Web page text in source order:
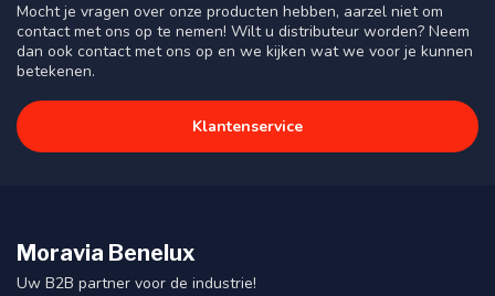
Mocht je vragen over onze producten hebben, aarzel niet om
contact met ons op te nemen! Wilt u distributeur worden? Neem
dan ook contact met ons op en we kijken wat we voor je kunnen
betekenen.
Klantenservice
Moravia Benelux
Uw B2B partner voor de industrie!